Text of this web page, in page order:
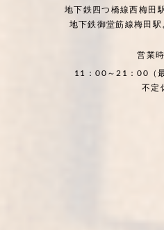
地下鉄四つ橋線西梅田
地下鉄御堂筋線梅田
営業
11：00～21：00（
不定